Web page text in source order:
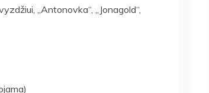
„Antonovka“, „Jonagold“,